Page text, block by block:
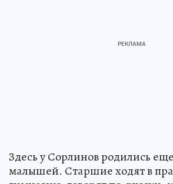
Здесь у Сорлинов родились
малышей. Старшие ходят в